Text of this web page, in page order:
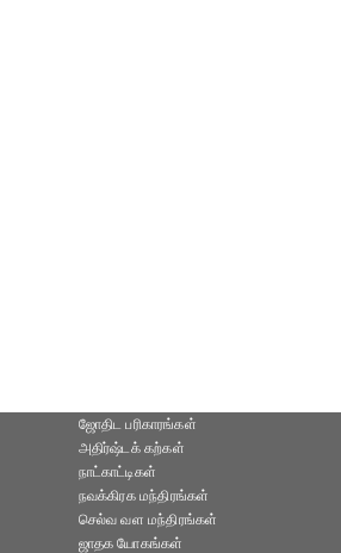
ஜோதிட ப‌ரிகார‌ங்க‌ள்
அதிர்ஷ்டக் கற்கள்
நாட்காட்டிகள்
நவக்கிரக மந்திரங்கள்
செல்வ வள மந்திரங்கள்
ஜாதக யோகங்கள்